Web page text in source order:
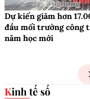
Dự kiến giảm hơn
đầu mối trường công
năm học mới
Kinh tế số